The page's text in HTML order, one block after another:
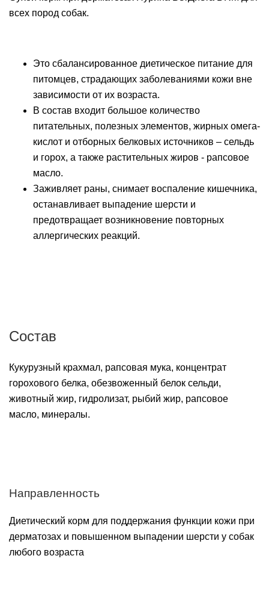
всех пород собак.
Это сбалансированное диетическое питание для
питомцев, страдающих заболеваниями кожи вне
зависимости от их возраста.
В состав входит большое количество
питательных, полезных элементов, жирных омега-
кислот и отборных белковых источников – сельдь
и горох, а также растительных жиров - рапсовое
масло.
Заживляет раны, снимает воспаление кишечника,
останавливает выпадение шерсти и
предотвращает возникновение повторных
аллергических реакций.
Состав
Кукурузный крахмал, рапсовая мука, концентрат
горохового белка, обезвоженный белок сельди,
животный жир, гидролизат, рыбий жир, рапсовое
масло, минералы.
Направленность
Диетический корм для поддержания функции кожи при
дерматозах и повышенном выпадении шерсти у собак
любого возраста